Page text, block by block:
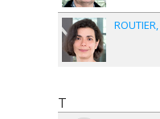
ROUTIER
T